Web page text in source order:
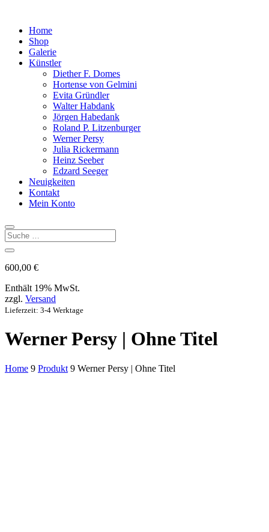
Home
Shop
Galerie
Künstler
Diether F. Domes
Hortense von Gelmini
Evita Gründler
Walter Habdank
Jörgen Habedank
Roland P. Litzenburger
Werner Persy
Julia Rickermann
Heinz Seeber
Edzard Seeger
Neuigkeiten
Kontakt
Mein Konto
600,00 €
Enthält 19% MwSt.
zzgl. Versand
Lieferzeit: 3-4 Werktage
Werner Persy | Ohne Titel
Home 9 Produkt 9 Werner Persy | Ohne Titel